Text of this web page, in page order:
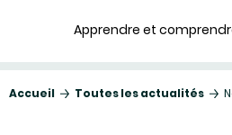
Apprendre et
Accueil Toutes les actualités